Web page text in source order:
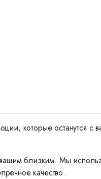
которые останутся с
близким. Мы
качество.